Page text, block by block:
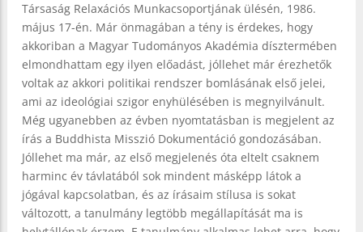
Társaság Relaxációs Munkacsoportjának ülésén, 1986.
május 17-én. Már önmagában a tény is érdekes, hogy
akkoriban a Magyar Tudományos Akadémia dísztermében
elmondhattam egy ilyen előadást, jóllehet már érezhetők
voltak az akkori politikai rendszer bomlásának első jelei,
ami az ideológiai szigor enyhülésében is megnyilvánult.
Még ugyanebben az évben nyomtatásban is megjelent az
írás a Buddhista Misszió Dokumentáció gondozásában.
Jóllehet ma már, az első megjelenés óta eltelt csaknem
harminc év távlatából sok mindent másképp látok a
jógával kapcsolatban, és az írásaim stílusa is sokat
változott, a tanulmány legtöbb megállapítását ma is